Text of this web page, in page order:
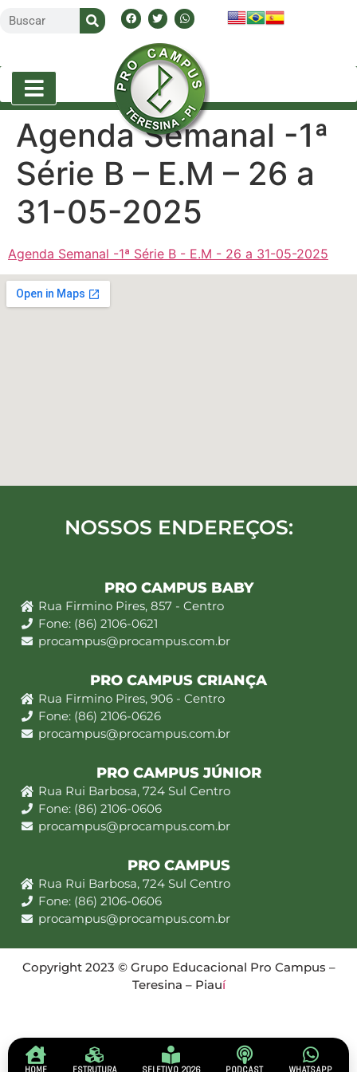
Agenda Semanal -1ª
Série B – E.M – 26 a
31-05-2025
Agenda Semanal -1ª Série B - E.M - 26 a 31-05-2025
NOSSOS ENDEREÇOS:
PRO CAMPUS BABY
Rua Firmino Pires, 857 - Centro
Fone: (86) 2106-0621
procampus@procampus.com.br
PRO CAMPUS CRIANÇA
Rua Firmino Pires, 906 - Centro
Fone: (86) 2106-0626
procampus@procampus.com.br
PRO CAMPUS JÚNIOR
Rua Rui Barbosa, 724 Sul Centro
Fone: (86) 2106-0606
procampus@procampus.com.br
PRO CAMPUS
Rua Rui Barbosa, 724 Sul Centro
Fone: (86) 2106-0606
procampus@procampus.com.br
Copyright 2023 © Grupo Educacional Pro Campus –
Teresina – Piauí
HOME ESTRUTURA SELETIVO 2026 PODCAST WHATSAPP